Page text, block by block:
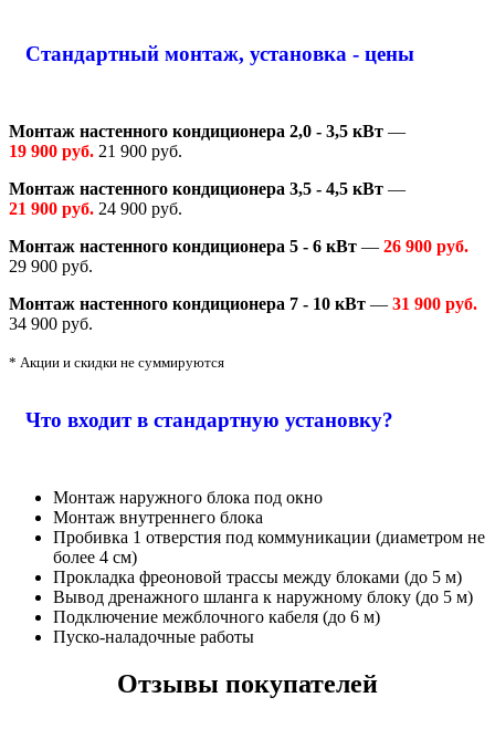
Стандартный монтаж, установка - цены
Монтаж настенного кондиционера 2,0 - 3,5 кВт —
19 900 руб. 21 900 руб.
Монтаж настенного кондиционера 3,5 - 4,5 кВт —
21 900 руб. 24 900 руб.
Монтаж настенного кондиционера 5 - 6 кВт — 26 900 руб.
29 900 руб.
Монтаж настенного кондиционера 7 - 10 кВт — 31 900 руб.
34 900 руб.
* Акции и скидки не суммируются
Что входит в стандартную установку?
Монтаж наружного блока под окно
Монтаж внутреннего блока
Пробивка 1 отверстия под коммуникации (диаметром не
более 4 см)
Прокладка фреоновой трассы между блоками (до 5 м)
Вывод дренажного шланга к наружному блоку (до 5 м)
Подключение межблочного кабеля (до 6 м)
Пуско-наладочные работы
Отзывы покупателей